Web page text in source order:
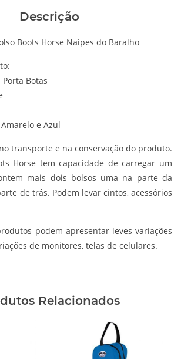
Descrição
Boots Horse Naipes do Baralho
Botas
e Azul
transporte e na conservação do produto.
Horse tem capacidade de carregar um
mais dois bolsos uma na parte da
de trás. Podem levar cintos, acessórios
podem apresentar leves variações
de monitores, telas de celulares.
Relacionados